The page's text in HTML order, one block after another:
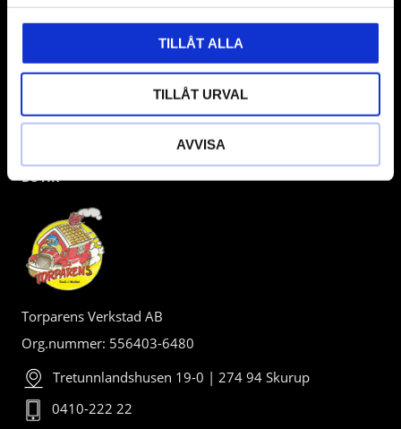
TILLÅT ALLA
TILLÅT URVAL
AVVISA
BUTIK
Torparens Verkstad AB
Org.nummer: 556403-6480
Tretunnlandshusen 19-0 | 274 94 Skurup
0410-222 22